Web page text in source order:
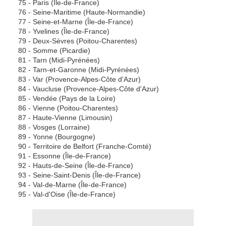
75 - Paris (Île-de-France)
76 - Seine-Maritime (Haute-Normandie)
77 - Seine-et-Marne (Île-de-France)
78 - Yvelines (Île-de-France)
79 - Deux-Sèvres (Poitou-Charentes)
80 - Somme (Picardie)
81 - Tarn (Midi-Pyrénées)
82 - Tarn-et-Garonne (Midi-Pyrénées)
83 - Var (Provence-Alpes-Côte d'Azur)
84 - Vaucluse (Provence-Alpes-Côte d'Azur)
85 - Vendée (Pays de la Loire)
86 - Vienne (Poitou-Charentes)
87 - Haute-Vienne (Limousin)
88 - Vosges (Lorraine)
89 - Yonne (Bourgogne)
90 - Territoire de Belfort (Franche-Comté)
91 - Essonne (Île-de-France)
92 - Hauts-de-Seine (Île-de-France)
93 - Seine-Saint-Denis (Île-de-France)
94 - Val-de-Marne (Île-de-France)
95 - Val-d'Oise (Île-de-France)